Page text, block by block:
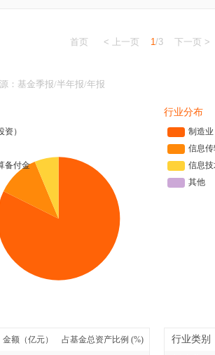
首页 < 上一页 1/3 下一页 >
：基金季报/半年报/年报
金额（亿元） 占基金总资产比例 (%)
行业分布
行业类别